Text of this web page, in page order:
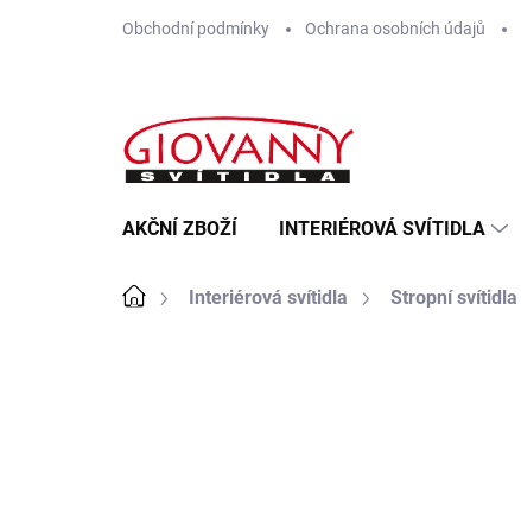
Obchodní podmínky Ochrana osobních údajů
AKČNÍ ZBOŽÍ INTERIÉROVÁ SVÍTIDLA
DomůInteriérová svítidla Stropní svítidla